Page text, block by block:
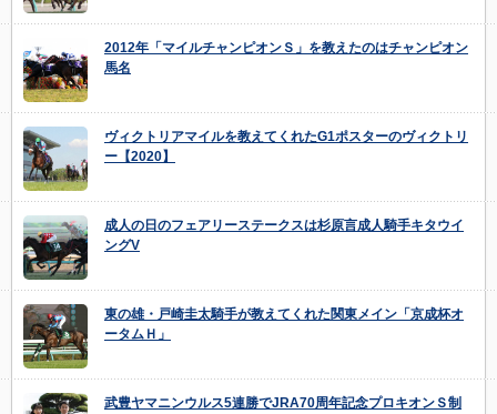
2012年「マイルチャンピオンＳ」を教えたのはチャンピオン
馬名
ヴィクトリアマイルを教えてくれたG1ポスターのヴィクトリ
ー【2020】
成人の日のフェアリーステークスは杉原言成人騎手キタウイ
ングV
東の雄・戸崎圭太騎手が教えてくれた関東メイン「京成杯オ
ータムＨ」
武豊ヤマニンウルス5連勝でJRA70周年記念プロキオンＳ制